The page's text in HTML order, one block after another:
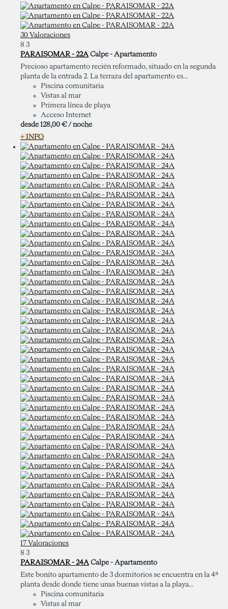
30 Valoraciones
8 3
PARAISOMAR - 22A Calpe - Apartamento
Precioso apartamento recién reformado, situado en la segunda
planta de la entrada 2. La terraza del apartamento es...
Piscina comunitaria
Vistas al mar
Primera línea de playa
Acceso Internet
desde 128,00 € / noche
+ INFO
17 Valoraciones
8 3
PARAISOMAR - 24A Calpe - Apartamento
Este bonito apartamento de 3 dormitorios se encuentra en la 4ª
planta desde donde tiene unas buenas vistas a la playa...
Piscina comunitaria
Vistas al mar